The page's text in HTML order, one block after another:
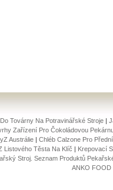
Továrny Na Potravinářské Stroje |
Zařízení Pro Čokoládovou
Austrálie | Chléb Calzone Pro
Listového Těsta Na Klíč | Krepovací
Stroj. Seznam Produktů
ANKO FOOD